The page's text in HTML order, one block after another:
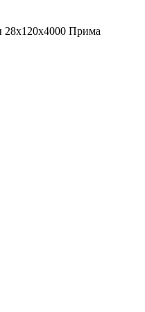
28х120х4000 Прима